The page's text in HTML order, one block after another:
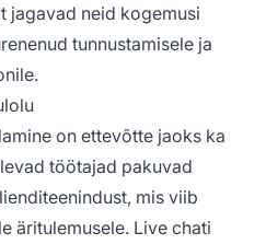
jagavad neid kogemusi
tunnustamisele ja
on ettevõtte jaoks ka
töötajad pakuvad
mis viib
äritulemusele. Live chati